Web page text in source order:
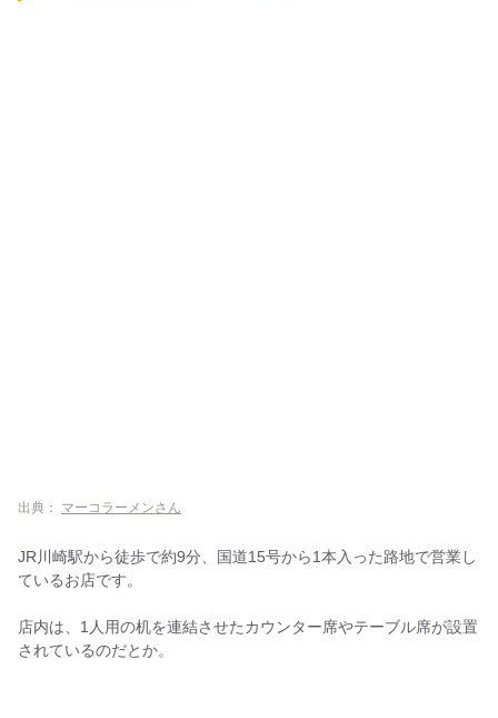
出典： マーコラーメンさん
JR川崎駅から徒歩で約9分、国道15号から1本入った路地で営業し
ているお店です。
店内は、1人用の机を連結させたカウンター席やテーブル席が設置
されているのだとか。